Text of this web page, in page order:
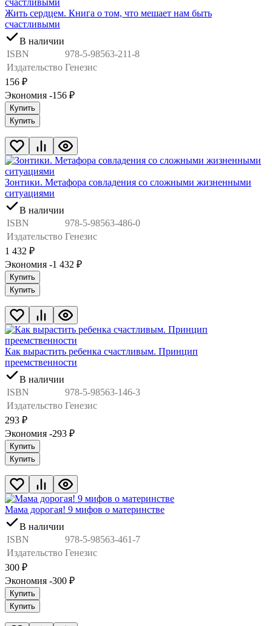
Жить сердцем. Книга о том, что мешает нам быть
счастливыми
В наличии
ISBN
978-5-98563-211-8
Издательство Генезис
156 ₽
Экономия -156 ₽
Купить
Купить
Зонтики. Метафора совладения со сложными жизненными
ситуациями
В наличии
ISBN
978-5-98563-486-0
Издательство Генезис
1 432 ₽
Экономия -1 432 ₽
Купить
Купить
Как вырастить ребенка счастливым. Принцип
преемственности
В наличии
ISBN
978-5-98563-146-3
Издательство Генезис
293 ₽
Экономия -293 ₽
Купить
Купить
Мама дорогая! 9 мифов о материнстве
В наличии
ISBN
978-5-98563-461-7
Издательство Генезис
300 ₽
Экономия -300 ₽
Купить
Купить